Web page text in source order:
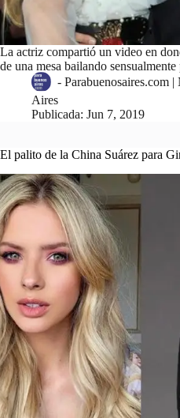
La actriz compartió un video en
de una mesa bailando sensualmente
- Parabuenosaires.com
Aires
Publicada: Jun 7, 2019
El palito de la China Suárez para